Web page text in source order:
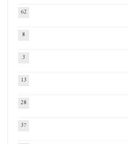
62
8
3
13
28
37